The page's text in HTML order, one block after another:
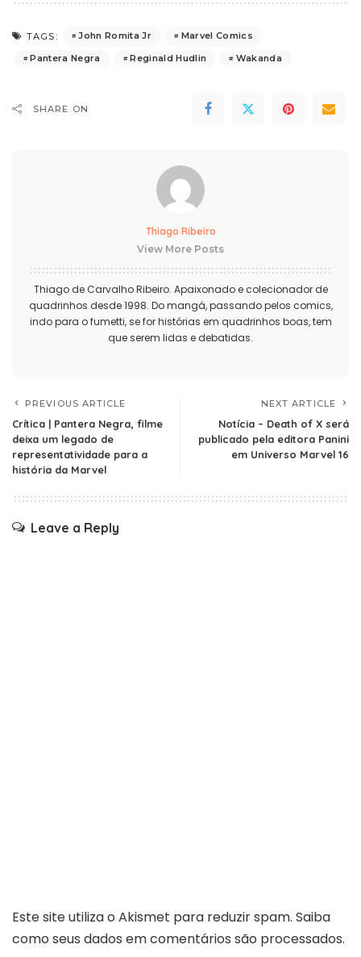
TAGS: John Romita Jr
Marvel Comics
Pantera Negra
Reginald Hudlin Wakanda
SHARE ON
Thiago Ribeiro
View More Posts
Thiago de Carvalho Ribeiro. Apaixonado e colecionador de
quadrinhos desde 1998. Do mangá, passando pelos comics,
indo para o fumetti, se for histórias em quadrinhos boas, tem
que serem lidas e debatidas.
PREVIOUS ARTICLE
Crítica | Pantera Negra, filme
deixa um legado de
representatividade para a
história da Marvel
NEXT ARTICLE
Notícia – Death of X será
publicado pela editora Panini
em Universo Marvel 16
Leave a Reply
Este site utiliza o Akismet para reduzir spam. Saiba
como seus dados em comentários são processados.